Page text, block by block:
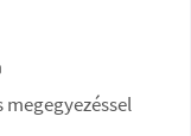
megegyezéssel